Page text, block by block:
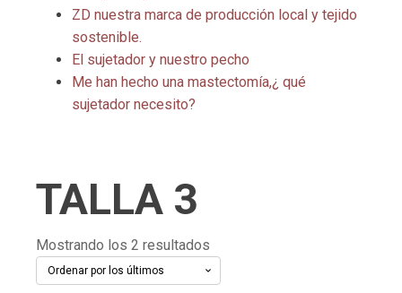
ZD nuestra marca de producción local y tejido
sostenible.
El sujetador y nuestro pecho
Me han hecho una mastectomía,¿ qué
sujetador necesito?
TALLA 3
Mostrando los 2 resultados
por
los